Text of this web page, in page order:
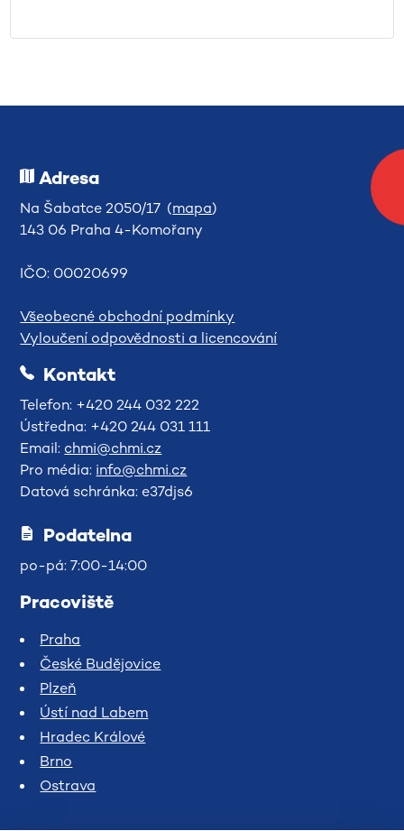
Adresa
Na Šabatce 2050/17 (mapa)
143 06 Praha 4-Komořany
IČO: 00020699
Všeobecné obchodní podmínky
Vyloučení odpovědnosti a licencování
Kontakt
Telefon: +420 244 032 222
Ústředna: +420 244 031 111
Email: chmi@chmi.cz
Pro média: info@chmi.cz
Datová schránka: e37djs6
Podatelna
po-pá: 7:00-14:00
Pracoviště
Praha
České Budějovice
Plzeň
Ústí nad Labem
Hradec Králové
Brno
Ostrava